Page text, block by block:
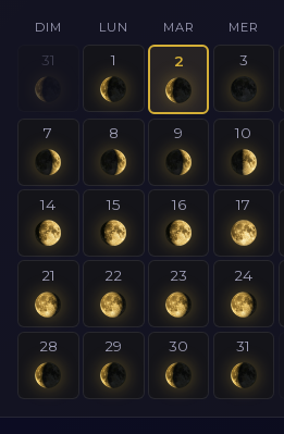
DIM LUN MAR MER
31 1 2 3
7 8 9 10
14 15 16 17
21 22 23 24
28 29 30 31